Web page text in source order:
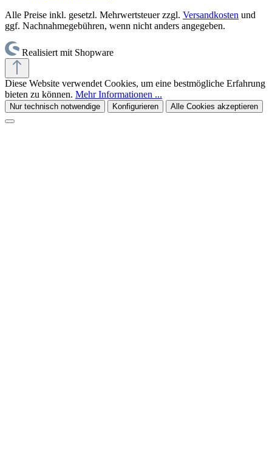
Alle Preise inkl. gesetzl. Mehrwertsteuer zzgl. Versandkosten und
ggf. Nachnahmegebühren, wenn nicht anders angegeben.
Realisiert mit Shopware
Diese Website verwendet Cookies, um eine bestmögliche Erfahrung
bieten zu können. Mehr Informationen ...
Nur technisch notwendige Konfigurieren Alle Cookies akzeptieren